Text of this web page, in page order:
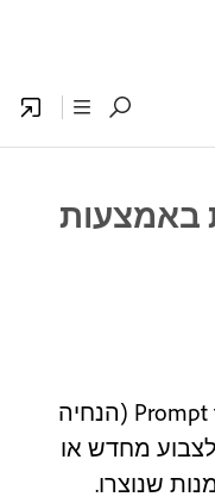
באמצעות
למדו איך להשתמש ב-Prompt to Edit (הנחיה
מחדש או
שנוצרו.